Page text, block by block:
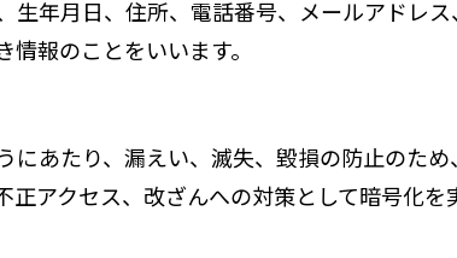
生年月日、住所、電話番号、メールアドレ
報のことをいいます。
にあたり、漏えい、滅失、毀損の防止のた
アクセス、改ざんへの対策として暗号化